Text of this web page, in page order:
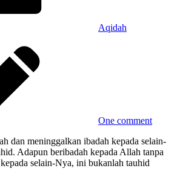
Aqidah
One comment
dan meninggalkan ibadah kepada selain-
Adapun beribadah kepada Allah tanpa
selain-Nya, ini bukanlah tauhid